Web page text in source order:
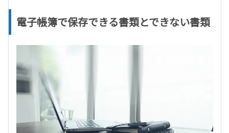
電子帳簿で保存できる書類とできない書類